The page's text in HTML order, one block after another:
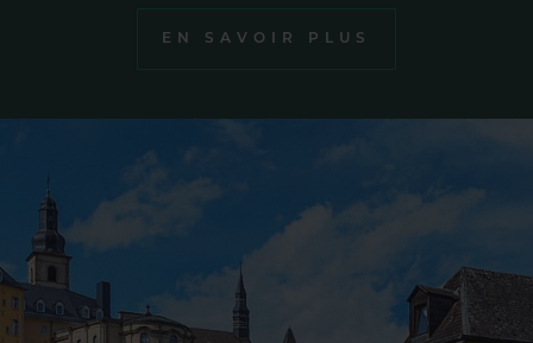
EN SAVOIR PLUS